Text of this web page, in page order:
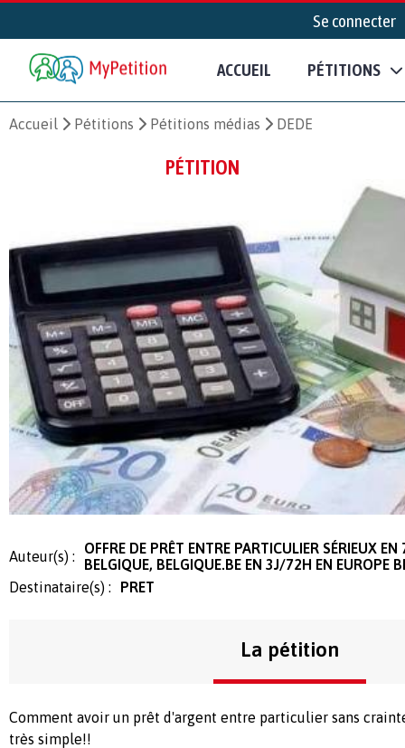
Se connecter
ACCUEIL PÉTITIONS
Accueil Pétitions Pétitions médias DEDE
PÉTITION
Auteur(s) :
OFFRE DE PRÊT ENTRE PARTICULIER SÉRIEUX
BELGIQUE, BELGIQUE.BE EN 3J/72H EN EUROPE
Destinataire(s) :
PRET
La pétition
Comment avoir un prêt d'argent entre particulier sans
très simple!!